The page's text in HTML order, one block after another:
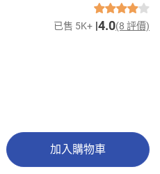
已售 5K+ 4.0(8 評價)
加入購物車